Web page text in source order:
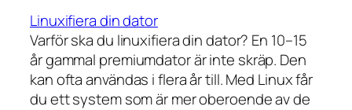
Linuxifiera din dator
Varför ska du linuxifiera din dator? En 10–15
år gammal premiumdator är inte skräp. Den
kan ofta användas i flera år till. Med Linux får
du ett system som är mer oberoende av de